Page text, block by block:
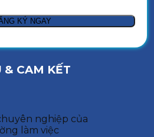
& CAM KẾT
nghiệp của
làm việc